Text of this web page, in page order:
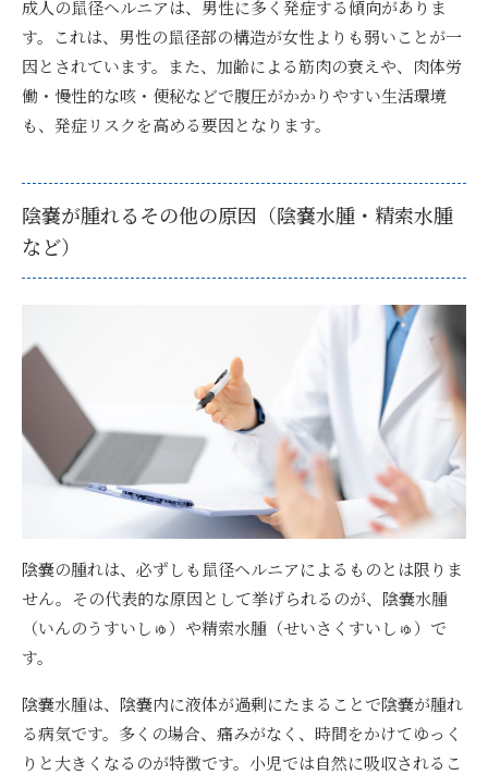
成人の鼠径ヘルニアは、男性に多く発症する傾向がありま
す。これは、男性の鼠径部の構造が女性よりも弱いことが一
因とされています。また、加齢による筋肉の衰えや、肉体労
働・慢性的な咳・便秘などで腹圧がかかりやすい生活環境
も、発症リスクを高める要因となります。
陰嚢が腫れるその他の原因（陰嚢水腫・精索水腫
など）
陰嚢の腫れは、必ずしも鼠径ヘルニアによるものとは限りま
せん。その代表的な原因として挙げられるのが、陰嚢水腫
（いんのうすいしゅ）や精索水腫（せいさくすいしゅ）で
す。
陰嚢水腫は、陰嚢内に液体が過剰にたまることで陰嚢が腫れ
る病気です。多くの場合、痛みがなく、時間をかけてゆっく
りと大きくなるのが特徴です。小児では自然に吸収されるこ